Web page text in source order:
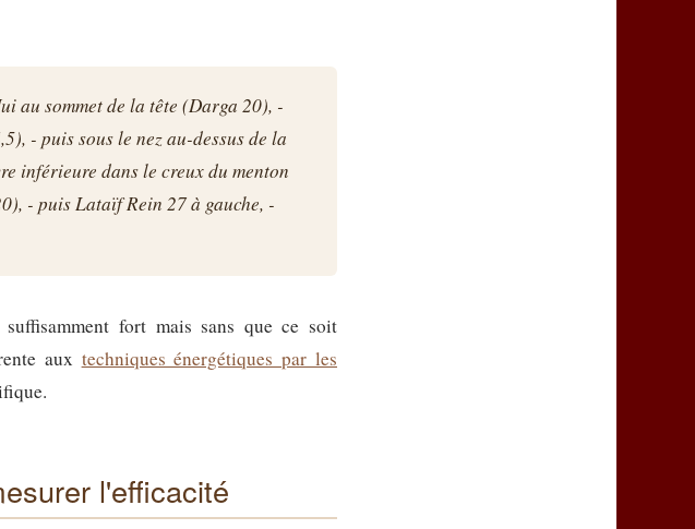
au sommet de la tête (Darga 20), -
- puis sous le nez au-dessus de la
inférieure dans le creux du menton
- puis Lataïf Rein 27 à gauche, -
fort mais sans que ce soit
aux techniques énergétiques par les
l'efficacité